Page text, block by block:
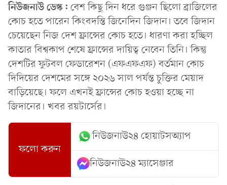
নিউজনাউ ডেস্ক: বেশ কিছু দিন ধরে গুঞ্জন ছিলো ব্রাজিলের
কোচ হতে পারেন কিংবদন্তি জিনেদিন জিদান। তবে জিদান
চেয়েছেন নিজ দেশ ফ্রান্সের কোচ হতে। ধারণা করা হচ্ছিল
কাতার বিশ্বকাপ শেষে ফ্রান্সের দায়িত্ব নেবেন তিনি। কিন্তু
দেশটির ফুটবল ফেডারেশন (এফএফএফ) বর্তমান কোচ
দিদিয়ের দেশমের সঙ্গে ২০২৬ সাল পর্যন্ত চুক্তির মেয়াদ
বাড়িয়েছে। ফলে এখনই ফ্রান্সের কোচ হওয়া হচ্ছে না
জিদানের। খবর রয়টার্সের।
ফলো করুন
নিউজনাউ২৪ হোয়াটসঅ্যাপ
নিউজনাউ২৪ ম্যাসেঞ্জার